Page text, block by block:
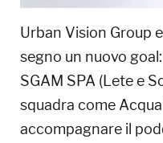
Urban Vision Group
segno un nuovo
SGAM SPA (Lete e
squadra come
accompagnare il